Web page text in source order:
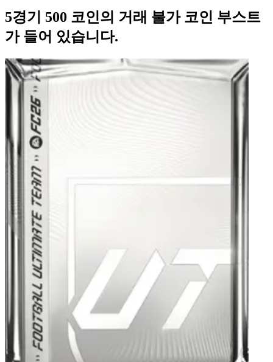
5경기 500 코인의 거래 불가 코인 부스트
가 들어 있습니다.